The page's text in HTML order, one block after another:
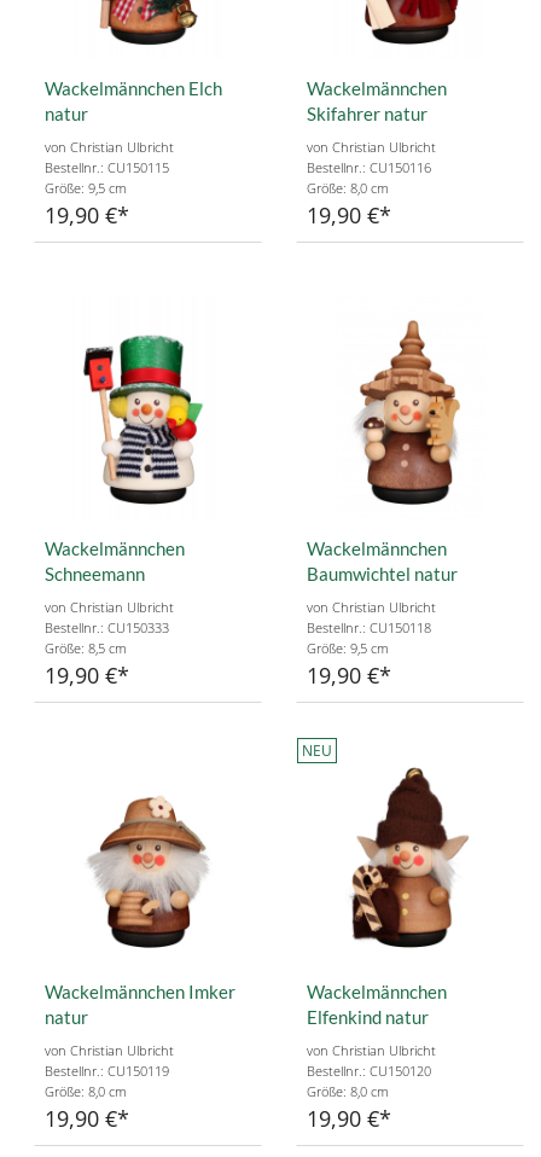
Wackelmännchen Elch
natur
von Christian Ulbricht
Bestellnr.: CU150115
Größe: 9,5 cm
19,90 €
Wackelmännchen
Skifahrer natur
von Christian Ulbricht
Bestellnr.: CU150116
Größe: 8,0 cm
19,90 €
Wackelmännchen
Schneemann
von Christian Ulbricht
Bestellnr.: CU150333
Größe: 8,5 cm
19,90 €
Wackelmännchen
Baumwichtel natur
von Christian Ulbricht
Bestellnr.: CU150118
Größe: 9,5 cm
19,90 €
Wackelmännchen Imker
natur
von Christian Ulbricht
Bestellnr.: CU150119
Größe: 8,0 cm
19,90 €
NEU
Wackelmännchen
Elfenkind natur
von Christian Ulbricht
Bestellnr.: CU150120
Größe: 8,0 cm
19,90 €